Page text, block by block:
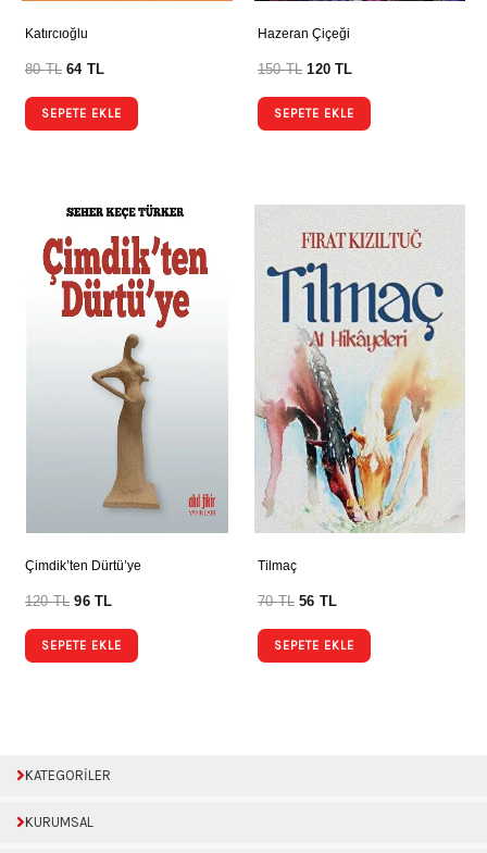
Katırcıoğlu
80TL 64 TL
SEPETE EKLE
Hazeran Çiçeği
150TL 120TL
SEPETE EKLE
Çimdik’ten Dürtü’ye
120TL 96TL
SEPETE EKLE
Tilmaç
70TL 56 TL
SEPETE EKLE
KATEGORİLER
KURUMSAL